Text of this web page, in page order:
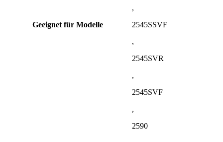
Geeignet für Modelle
,
2545SSVF
,
2545SVR
,
2545SVF
,
2590